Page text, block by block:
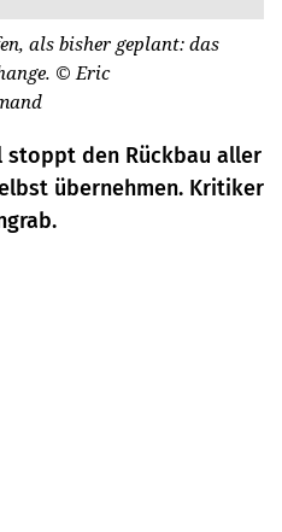
als bisher geplant: das
© Eric
stoppt den Rückbau aller
übernehmen. Kritiker